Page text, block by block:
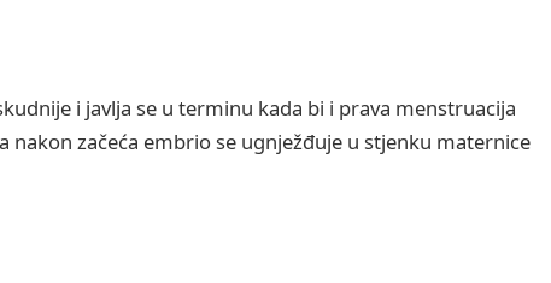
i javlja se u terminu kada bi i prava menstruacija
nakon začeća embrio se ugnježđuje u stjenku maternice